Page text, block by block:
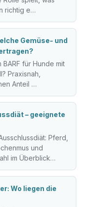
richtig e…
Gemüse- und
für Hunde mit
Praxisnah,
Anteil …
– geeignete
Pferd,
und
im Überblick…
Wo liegen die